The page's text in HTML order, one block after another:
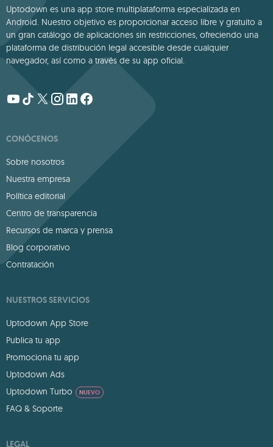
Uptodown es una app store multiplataforma especializada en
Android. Nuestro objetivo es proporcionar acceso libre y gratuito a
un gran catálogo de aplicaciones sin restricciones, ofreciendo una
plataforma de distribución legal accesible desde cualquier
navegador, así como a través de su app oficial.
CONÓCENOS
Sobre nosotros
Nuestra empresa
Política editorial
Centro de transparencia
Recursos de marca y prensa
Blog corporativo
Contratación
NUESTROS SERVICIOS
Uptodown App Store
Publica tu app
Promociona tu app
Uptodown Ads
Uptodown Turbo
NUEVO
FAQ & Soporte
LEGAL